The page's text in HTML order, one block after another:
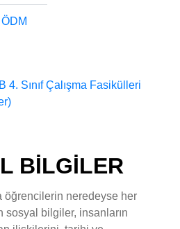
4. Sınıf Çalışma Fasikülleri
BİLGİLER
öğrencilerin neredeyse her
sosyal bilgiler, insanların